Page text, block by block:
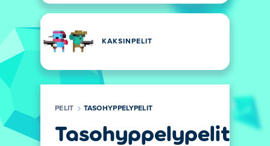
KAKSINPELIT
PELIT TASOHYPPELYPELIT
Tasohyppelypelit